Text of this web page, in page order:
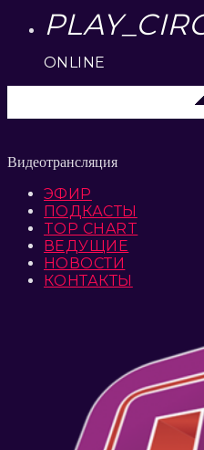
ONLINE
Видеотрансляция
ЭФИР
ПОДКАСТЫ
TOP CHART
ВЕДУЩИЕ
НОВОСТИ
КОНТАКТЫ